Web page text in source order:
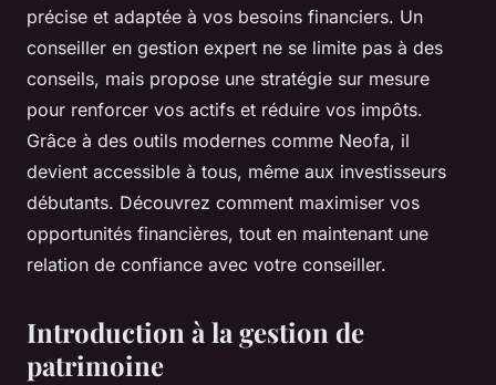
précise et adaptée à vos besoins financiers. Un
conseiller en gestion expert ne se limite pas à des
conseils, mais propose une stratégie sur mesure
pour renforcer vos actifs et réduire vos impôts.
Grâce à des outils modernes comme Neofa, il
devient accessible à tous, même aux investisseurs
débutants. Découvrez comment maximiser vos
opportunités financières, tout en maintenant une
relation de confiance avec votre conseiller.
Introduction à la gestion de
patrimoine